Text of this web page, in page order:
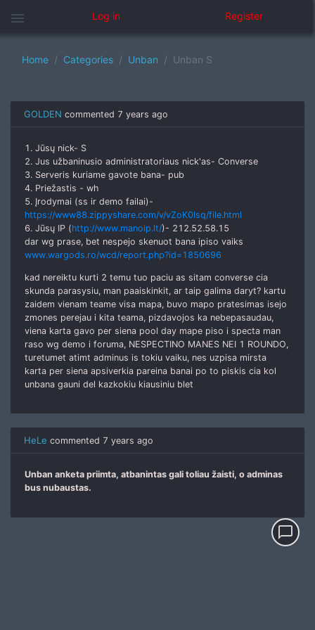
menu Log in Register
Home Categories Unban Unban S
GOLDEN commented 7 years ago
1. Jūsų nick- S
2. Jus užbaninusio administratoriaus nick'as- Converse
3. Serveris kuriame gavote bana- pub
4. Priežastis - wh
5. Įrodymai (ss ir demo failai)-
https://www88.zippyshare.com/v/vZoK0Isq/file.html
6. Jūsų IP (http://www.manoip.lt/)- 212.52.58.15
dar wg prase, bet nespejo skenuot bana ipiso vaiks
www.wargods.ro/wcd/report.php?id=1850696
kad nereiktu kurti 2 temu tuo paciu as sitam converse cia
skunda parasysiu, man paaiskinkit, ar taip galima daryt? kartu
zaidem vienam teame visa mapa, buvo mapo pratesimas isejo
zmones perejau i kita teama, pizdavojos ka nebepasaudau,
viena karta gavo per siena pool day mape piso i specta man
raso wg demo i foruma, NESPECTINO MANES NEI 1 ROUNDO,
turetumet atimt adminus is tokiu vaiku, nes uzpisa mirsta
karta per siena apsiverkia pareina banai po to piskis cia kol
unbana gauni del kazkokiu kiausiniu blet
HeLe commented 7 years ago
Unban anketa priimta, atbanintas gali toliau žaisti, o adminas
bus nubaustas.
chat_bubble_outline